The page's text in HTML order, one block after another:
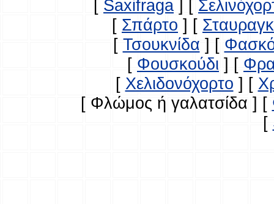
[ Saxifraga ] [
[ Σπάρτο ] [
[ Τσουκνίδα ] [
[ Φουσκούδι ] [
[ Χελιδονόχορτο ] [
[ Φλώμος ή γαλατσίδα ] [
[